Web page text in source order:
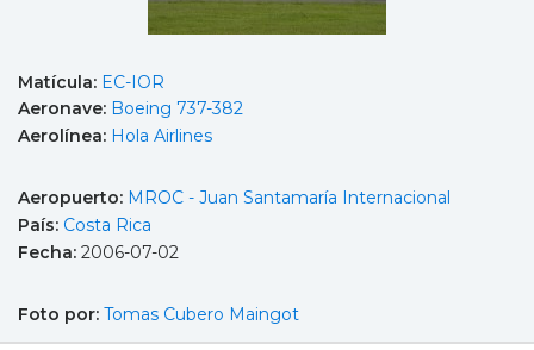
Matícula: EC-IOR
Aeronave: Boeing 737-382
Aerolínea: Hola Airlines
Aeropuerto: MROC - Juan Santamaría Internacional
País: Costa Rica
Fecha: 2006-07-02
Foto por: Tomas Cubero Maingot